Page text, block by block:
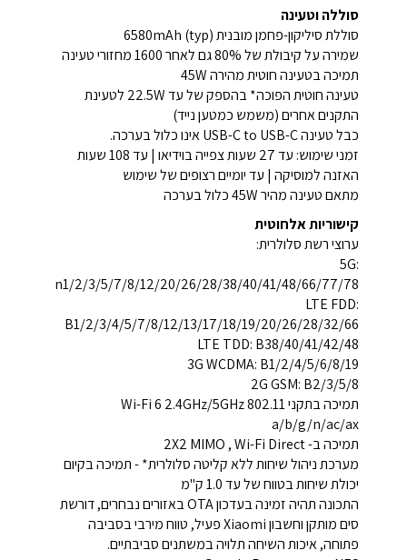
סוללה וטעינה
סוללת סיליקון-פחמן מובנית 6580mAh (typ)
שמירה על קיבולת של 80% גם לאחר 1600 מחזורי טעינה
תמיכה בטעינה חוטית מהירה 45W
טעינה חוטית הפוכה* בהספק של עד 22.5W לטעינת
התקנים אחרים (משמש כמטען נייד)
כבל טעינה USB-C to USB-C אינו כלול בערכה.
זמני שימוש: עד 27 שעות צפייה בוידיאו | עד 108 שעות
האזנה למוסיקה | עד יומיים רצופים של שימוש
מתאם טעינה מהיר 45W כלול בערכה
קישוריות אלחוטית
ערוצי רשת סלולרית:
5G:
n1/2/3/5/7/8/12/20/26/28/38/40/41/48/66/77/78
LTE FDD:
B1/2/3/4/5/7/8/12/13/17/18/19/20/26/28/32/66
LTE TDD: B38/40/41/42/48
3G WCDMA: B1/2/4/5/6/8/19
2G GSM: B2/3/5/8
תמיכה בתקני Wi-Fi 6 2.4GHz/5GHz 802.11
a/b/g/n/ac/ax
תמיכה ב- 2X2 MIMO , Wi-Fi Direct
מערכת ניהול שיחות ללא קליטה סלולרית* - תמיכה בקיום
יכולת שיחות בטווח של עד 1.0 ק"מ
התכונה תהיה זמינה בעדכון OTA באזורים נבחרים, דורשת
סים מותקן וחשבון Xiaomi פעיל, טווח מירבי בסביבה
פתוחה, איכות השיחה תלויה במשתנים סביבתיים.